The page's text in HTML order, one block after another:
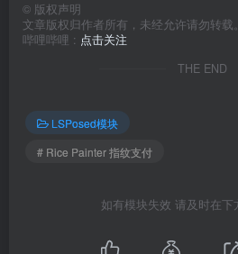
© 版权声明
文章版权归作者所有，未经允许请勿转载。
哔哩哔哩 : 点击关注
THE END
LSPosed模块
# Rice Painter 指纹支付
如有模块失效 请及时在下